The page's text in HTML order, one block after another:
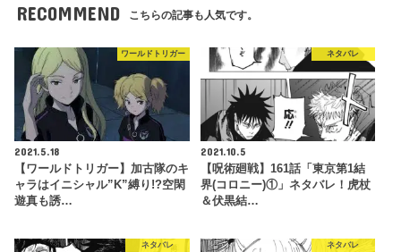
RECOMMEND こちらの記事も人気です。
ワールドトリガー
2021.5.18
【ワールドトリガー】加古隊のキ
ャラはイニシャル”K”縛り!?空閑
遊真も誘…
ネタバレ
2021.10.5
【呪術廻戦】161話「東京第1結
界(コロニー)①」ネタバレ！虎杖
＆伏黒結…
ネタバレ ネタバレ